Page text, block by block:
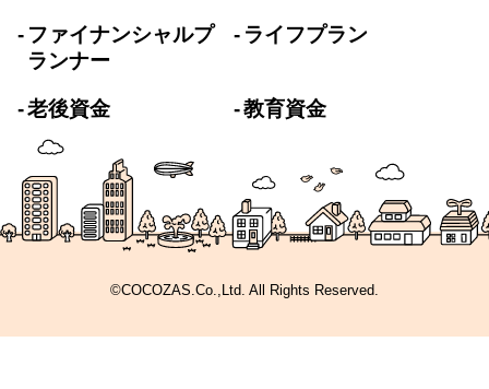
ファイナンシャルプ
ランナー
ライフプラン
老後資金 教育資金
©COCOZAS.Co.,Ltd. All Rights Reserved.